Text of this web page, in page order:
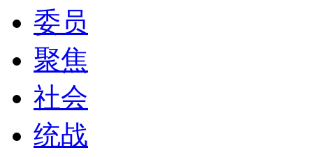
委员
聚焦
社会
统战